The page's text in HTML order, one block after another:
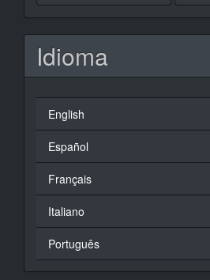
Idioma
English
Español
Français
Italiano
Português